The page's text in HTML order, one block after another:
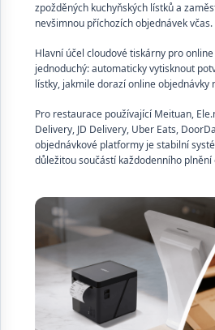
zpožděných kuchyňských lístků a
nevšimnou příchozích objednávek včas.
Hlavní účel cloudové tiskárny pro
jednoduchý: automaticky vytisknout
lístky, jakmile dorazí online objednávky
Pro restaurace používající Meituan,
Delivery, JD Delivery, Uber Eats,
objednávkové platformy je stabilní
důležitou součástí každodenního plnění